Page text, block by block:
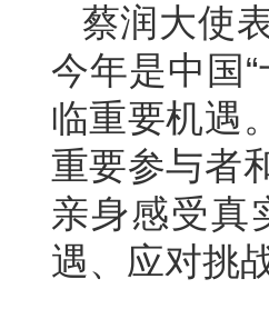
蔡润大使
今年是中国
临重要机遇
重要参与者
亲身感受真
遇、应对挑